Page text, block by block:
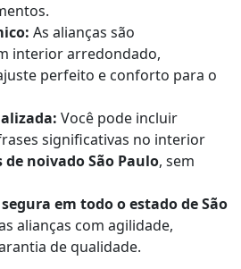
As alianças são
interior arredondado,
perfeito e conforto para o
Você pode incluir
significativas no interior
de noivado São Paulo, sem
em todo o estado de São
alianças com agilidade,
de qualidade.